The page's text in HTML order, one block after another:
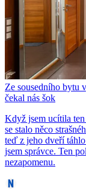
Ze sousedního bytu
čekal nás šok
Když jsem ucítila
se stalo něco
teď z jeho dveří
jsem správce. Ten
nezapomenu.